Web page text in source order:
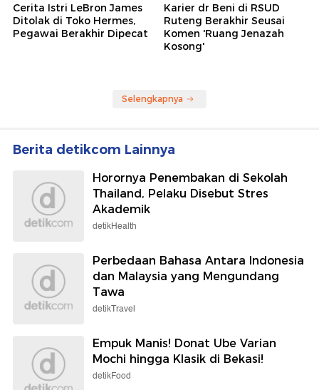
Cerita Istri LeBron James
Ditolak di Toko Hermes,
Pegawai Berakhir Dipecat
Karier dr Beni di RSUD
Ruteng Berakhir Seusai
Komen 'Ruang Jenazah
Kosong'
Selengkapnya
Berita detikcom Lainnya
Horornya Penembakan di Sekolah
Thailand, Pelaku Disebut Stres
Akademik
detikHealth
Perbedaan Bahasa Antara Indonesia
dan Malaysia yang Mengundang
Tawa
detikTravel
Empuk Manis! Donat Ube Varian
Mochi hingga Klasik di Bekasi!
detikFood